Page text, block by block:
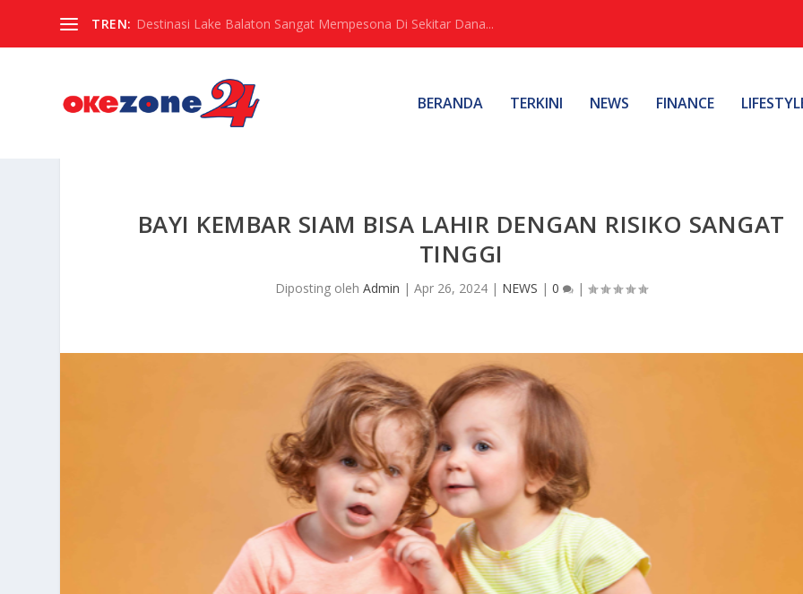
TREN: Destinasi Lake Balaton Sangat Mempesona Di Sekitar Dana...
BERANDA TERKINI NEWS FINANCE
BAYI KEMBAR SIAM BISA LAHIR DENGAN RISIKO SANGAT
TINGGI
Diposting olehAdmin |Apr 26, 2024 | NEWS |0 |